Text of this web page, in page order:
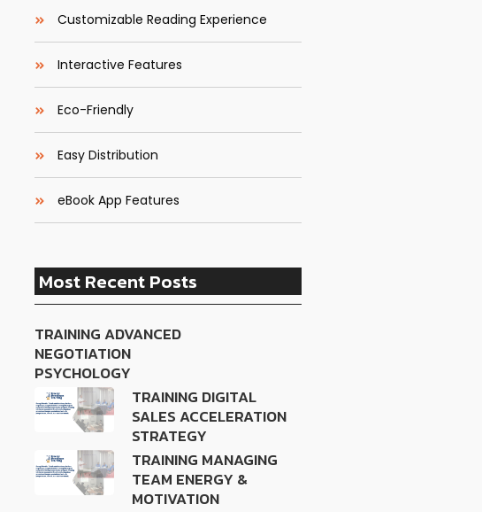
Customizable Reading Experience
Interactive Features
Eco-Friendly
Easy Distribution
eBook App Features
Most Recent Posts
TRAINING ADVANCED
NEGOTIATION
PSYCHOLOGY
TRAINING DIGITAL
SALES ACCELERATION
STRATEGY
TRAINING MANAGING
TEAM ENERGY &
MOTIVATION